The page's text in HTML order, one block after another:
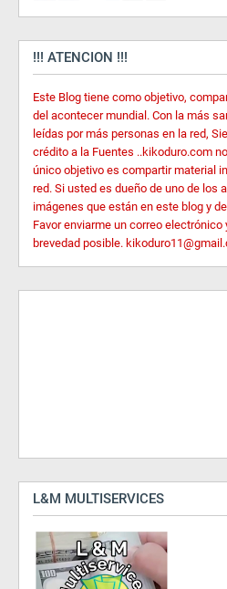
!!! ATENCION !!!
Este Blog tiene como objetivo,
del acontecer mundial. Con la más
leídas por más personas en la red,
crédito a la Fuentes ..kikoduro.com
único objetivo es compartir material
red. Si usted es dueño de uno de los
imágenes que están en este blog y
Favor enviarme un correo
brevedad posible.
L&M MULTISERVICES